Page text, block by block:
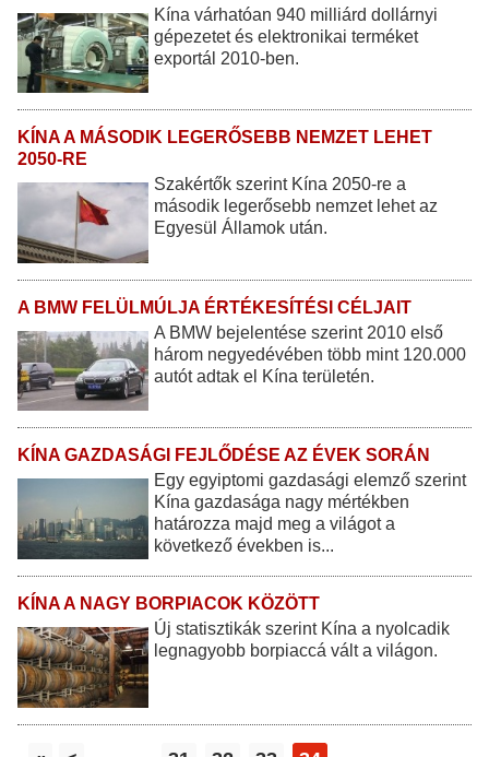
Kína várhatóan 940 milliárd dollárnyi
gépezetet és elektronikai terméket
exportál 2010-ben.
KÍNA A MÁSODIK LEGERŐSEBB NEMZET LEHET
2050-RE
Szakértők szerint Kína 2050-re a
második legerősebb nemzet lehet az
Egyesül Államok után.
A BMW FELÜLMÚLJA ÉRTÉKESÍTÉSI CÉLJAIT
A BMW bejelentése szerint 2010 első
három negyedévében több mint 120.000
autót adtak el Kína területén.
KÍNA GAZDASÁGI FEJLŐDÉSE AZ ÉVEK SORÁN
Egy egyiptomi gazdasági elemző szerint
Kína gazdasága nagy mértékben
határozza majd meg a világot a
következő években is...
KÍNA A NAGY BORPIACOK KÖZÖTT
Új statisztikák szerint Kína a nyolcadik
legnagyobb borpiaccá vált a világon.